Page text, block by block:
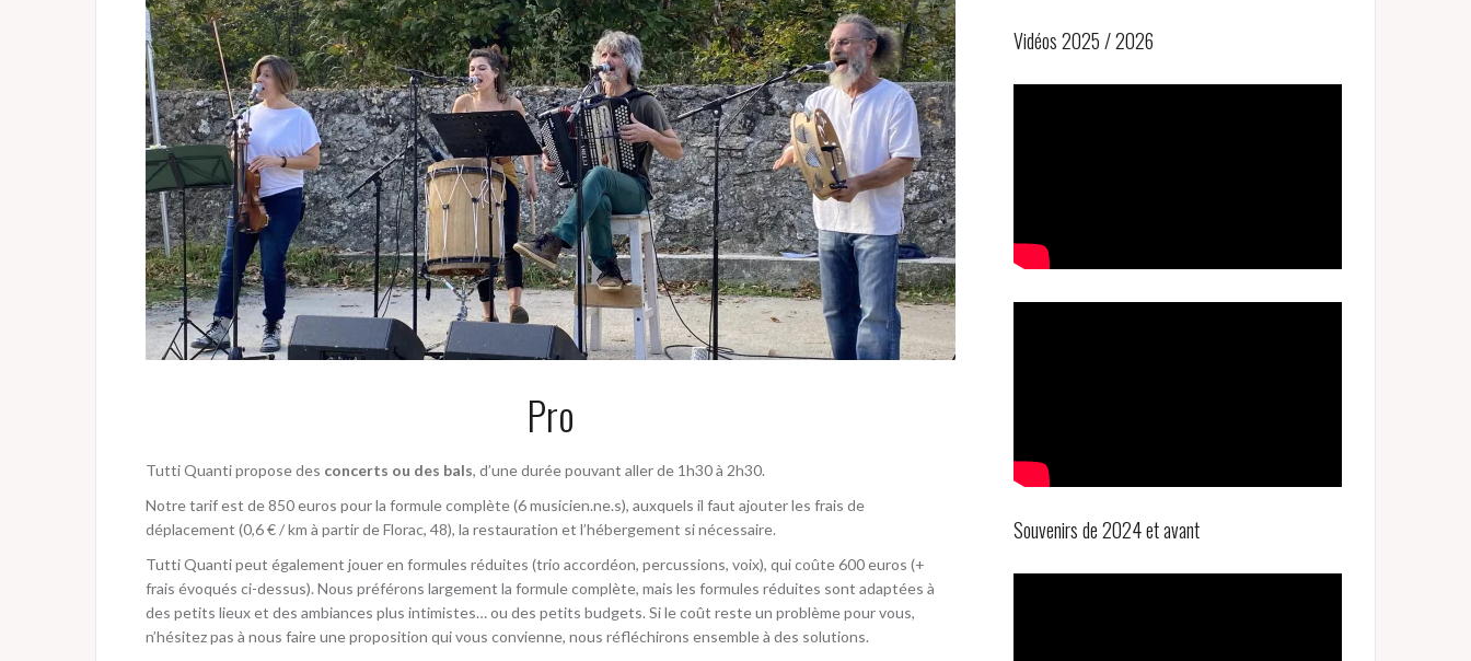
Pro
Tutti Quanti propose des concerts ou des bals, d’une durée pouvant aller de 1h30 à 2h30.
Notre tarif est de 850 euros pour la formule complète (6 musicien.ne.s), auxquels il faut ajouter les frais de
déplacement (0,6 € / km à partir de Florac, 48), la restauration et l’hébergement si nécessaire.
Tutti Quanti peut également jouer en formules réduites (trio accordéon, percussions, voix), qui coûte 600 euros (+
frais évoqués ci-dessus). Nous préférons largement la formule complète, mais les formules réduites sont adaptées à
des petits lieux et des ambiances plus intimistes… ou des petits budgets. Si le coût reste un problème pour vous,
n’hésitez pas à nous faire une proposition qui vous convienne, nous réfléchirons ensemble à des solutions.
Vidéos 2025 / 2026
Souvenirs de 2024 et avant